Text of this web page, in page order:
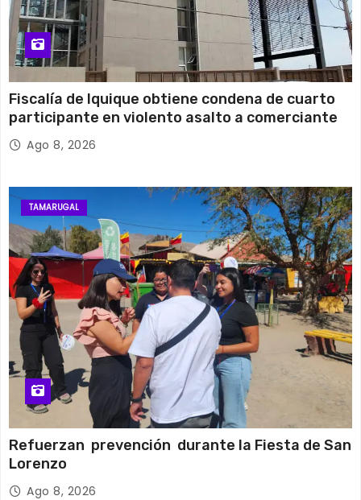
Fiscalía de Iquique obtiene condena de cuarto
participante en violento asalto a comerciante
Ago 8, 2026
TAMARUGAL
Refuerzan prevención durante la Fiesta de San
Lorenzo
Ago 8, 2026